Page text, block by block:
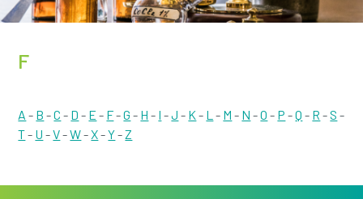
F
A - B -C - D - E - F-G - H - I -J - K- L - M - N -O - P -Q - R -S -
T- U -V-W-X-Y-Z